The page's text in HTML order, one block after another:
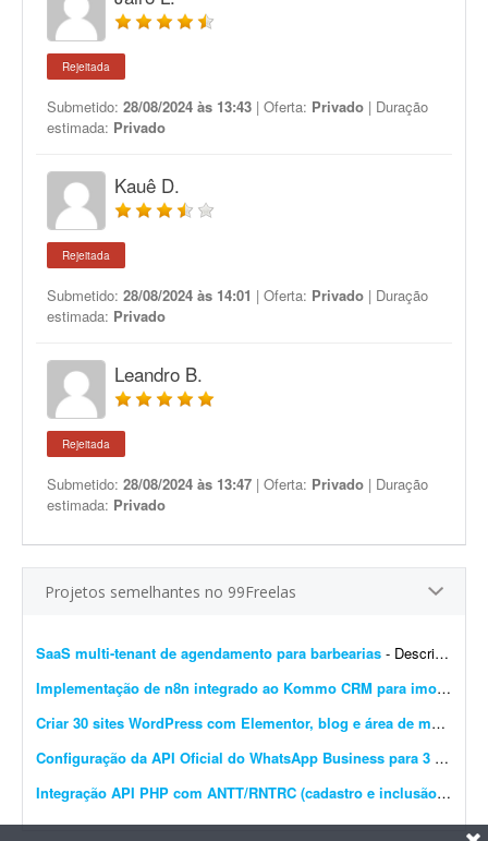
Rejeitada
Submetido: 28/08/2024 às 13:43 | Oferta: Privado | Duração
estimada: Privado
Kauê D.
Rejeitada
Submetido: 28/08/2024 às 14:01 | Oferta: Privado | Duração
estimada: Privado
Leandro B.
Rejeitada
Submetido: 28/08/2024 às 13:47 | Oferta: Privado | Duração
estimada: Privado
Projetos semelhantes no 99Freelas
SaaS multi-tenant de agendamento para barbearias - Descrição do projeto Sistema SaaS multi-tenant de agendamento para barbearias - ou seja, uma única plataforma que atende várias barbearias diferentes, cada uma com seus...
Implementação de n8n integrado ao Kommo CRM para imobiliária
Criar 30 sites WordPress com Elementor, blog e área de membros
Configuração da API Oficial do WhatsApp Business para 3 instâncias
Integração API PHP com ANTT/RNTRC (cadastro e inclusão)
-